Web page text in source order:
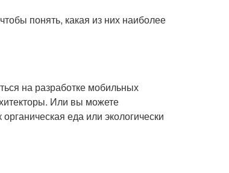
понять, какая из них наиболее
на разработке мобильных
Или вы можете
еда или экологически